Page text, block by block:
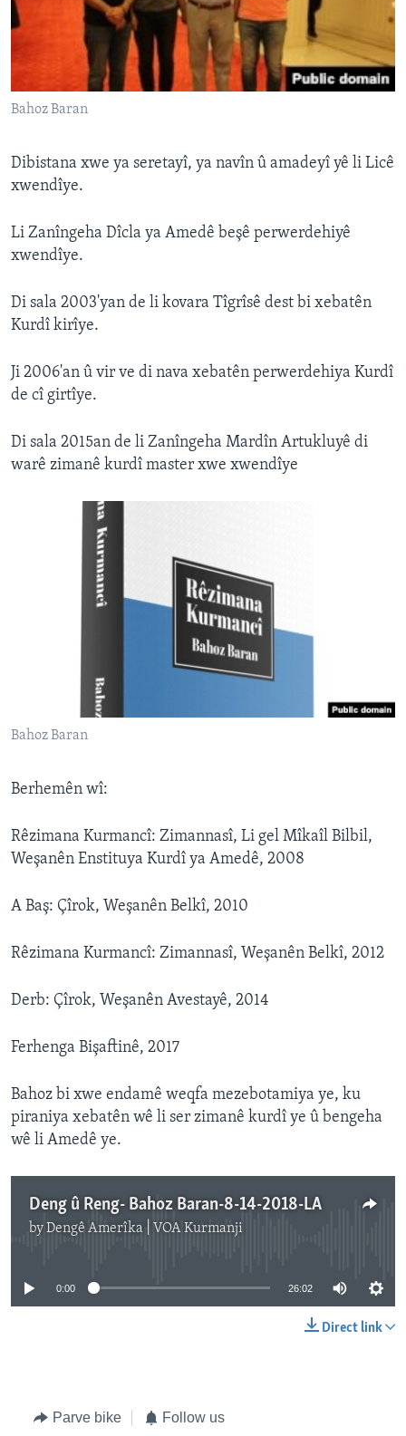
Bahoz Baran
Dibistana xwe ya seretayî, ya navîn û amadeyî yê li Licê
xwendîye.
Li Zanîngeha Dîcla ya Amedê beşê perwerdehiyê
xwendîye.
Di sala 2003'yan de li kovara Tîgrîsê dest bi xebatên
Kurdî kirîye.
Ji 2006'an û vir ve di nava xebatên perwerdehiya Kurdî
de cî girtîye.
Di sala 2015an de li Zanîngeha Mardîn Artukluyê di
warê zimanê kurdî master xwe xwendîye
Bahoz Baran
Berhemên wî:
Rêzimana Kurmancî: Zimannasî, Li gel Mîkaîl Bilbil,
Weşanên Enstituya Kurdî ya Amedê, 2008
A Baş: Çîrok, Weşanên Belkî, 2010
Rêzimana Kurmancî: Zimannasî, Weşanên Belkî, 2012
Derb: Çîrok, Weşanên Avestayê, 2014
Ferhenga Bişaftinê, 2017
Bahoz bi xwe endamê weqfa mezebotamiya ye, ku
piraniya xebatên wê li ser zimanê kurdî ye û bengeha
wê li Amedê ye.
Deng û Reng- Bahoz Baran-8-14-2018-LA
byDengê Amerîka | VOA Kurmanji
No media source currently available
0:00 26:02
Direct link
Parve bike Follow us